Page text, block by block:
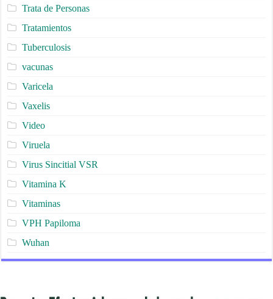
Trata de Personas
Tratamientos
Tuberculosis
vacunas
Varicela
Vaxelis
Video
Viruela
Virus Sincitial VSR
Vitamina K
Vitaminas
VPH Papiloma
Wuhan